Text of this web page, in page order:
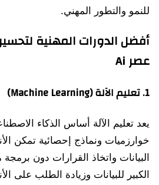
للنمو والتطور المهني.
أفضل الدورات المهنية
عصر Ai
1. تعليم الآلة (Machine Learning)
يعد تعليم الآلة أساس الذكاء
خوارزميات ونماذج إحصائية تمكن
البيانات واتخاذ القرارات دون
الكبير للبيانات وزيادة الطلب على